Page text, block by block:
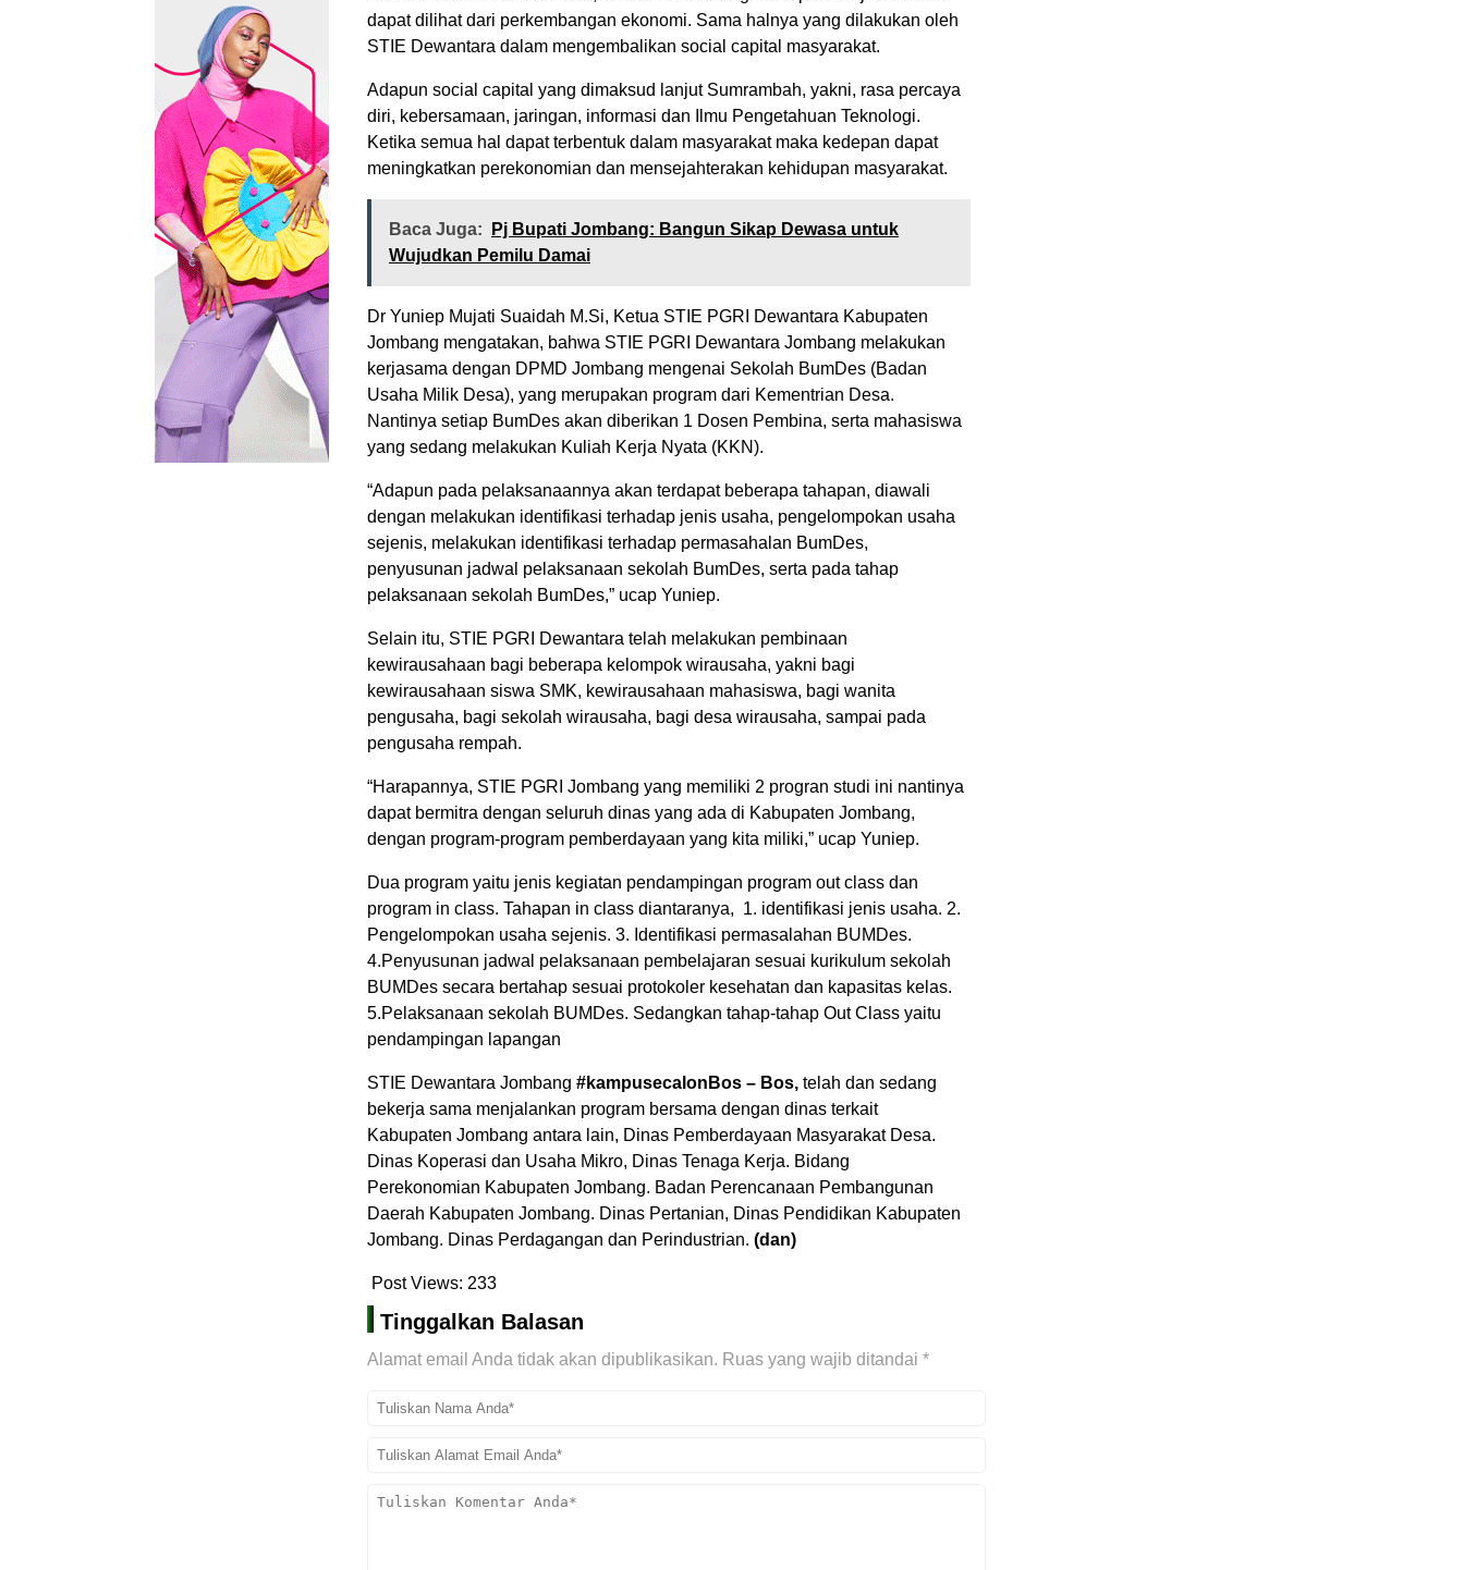
dapat dilihat dari perkembangan ekonomi. Sama halnya yang dilakukan oleh
STIE Dewantara dalam mengembalikan social capital masyarakat.
Adapun social capital yang dimaksud lanjut Sumrambah, yakni, rasa percaya
diri, kebersamaan, jaringan, informasi dan Ilmu Pengetahuan Teknologi.
Ketika semua hal dapat terbentuk dalam masyarakat maka kedepan dapat
meningkatkan perekonomian dan mensejahterakan kehidupan masyarakat.
Baca Juga:
Pj Bupati Jombang: Bangun Sikap Dewasa untuk
Wujudkan Pemilu Damai
Dr Yuniep Mujati Suaidah M.Si, Ketua STIE PGRI Dewantara Kabupaten
Jombang mengatakan, bahwa STIE PGRI Dewantara Jombang melakukan
kerjasama dengan DPMD Jombang mengenai Sekolah BumDes (Badan
Usaha Milik Desa), yang merupakan program dari Kementrian Desa.
Nantinya setiap BumDes akan diberikan 1 Dosen Pembina, serta mahasiswa
yang sedang melakukan Kuliah Kerja Nyata (KKN).
“Adapun pada pelaksanaannya akan terdapat beberapa tahapan, diawali
dengan melakukan identifikasi terhadap jenis usaha, pengelompokan usaha
sejenis, melakukan identifikasi terhadap permasahalan BumDes,
penyusunan jadwal pelaksanaan sekolah BumDes, serta pada tahap
pelaksanaan sekolah BumDes,” ucap Yuniep.
Selain itu, STIE PGRI Dewantara telah melakukan pembinaan
kewirausahaan bagi beberapa kelompok wirausaha, yakni bagi
kewirausahaan siswa SMK, kewirausahaan mahasiswa, bagi wanita
pengusaha, bagi sekolah wirausaha, bagi desa wirausaha, sampai pada
pengusaha rempah.
“Harapannya, STIE PGRI Jombang yang memiliki 2 progran studi ini nantinya
dapat bermitra dengan seluruh dinas yang ada di Kabupaten Jombang,
dengan program-program pemberdayaan yang kita miliki,” ucap Yuniep.
Dua program yaitu jenis kegiatan pendampingan program out class dan
program in class. Tahapan in class diantaranya, 1. identifikasi jenis usaha. 2.
Pengelompokan usaha sejenis. 3. Identifikasi permasalahan BUMDes.
4.Penyusunan jadwal pelaksanaan pembelajaran sesuai kurikulum sekolah
BUMDes secara bertahap sesuai protokoler kesehatan dan kapasitas kelas.
5.Pelaksanaan sekolah BUMDes. Sedangkan tahap-tahap Out Class yaitu
pendampingan lapangan
STIE Dewantara Jombang #kampusecalonBos – Bos, telah dan sedang
bekerja sama menjalankan program bersama dengan dinas terkait
Kabupaten Jombang antara lain, Dinas Pemberdayaan Masyarakat Desa.
Dinas Koperasi dan Usaha Mikro, Dinas Tenaga Kerja. Bidang
Perekonomian Kabupaten Jombang. Badan Perencanaan Pembangunan
Daerah Kabupaten Jombang. Dinas Pertanian, Dinas Pendidikan Kabupaten
Jombang. Dinas Perdagangan dan Perindustrian. (dan)
Post Views: 233
Tinggalkan Balasan
Alamat email Anda tidak akan dipublikasikan. Ruas yang wajib ditandai *